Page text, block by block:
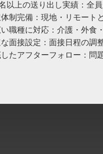
上の送り出し実績：全
制完備：現地・リモート
職種に対応：介護・外食
面接設定：面接日程の調
たアフターフォロー： 問